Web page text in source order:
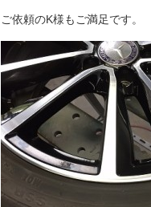
ご依頼のK様もご満足です。